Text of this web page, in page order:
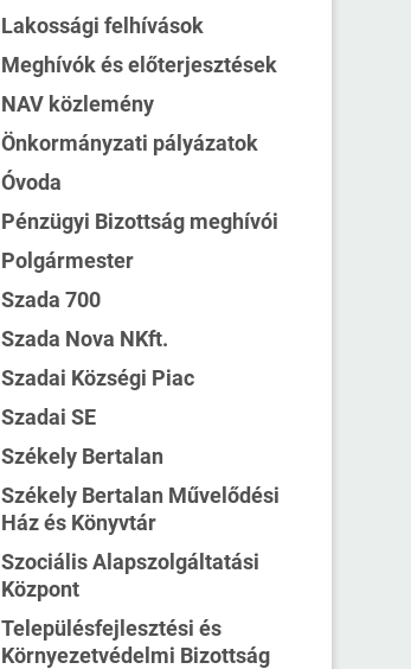
Lakossági felhívások
Meghívók és előterjesztések
NAV közlemény
Önkormányzati pályázatok
Óvoda
Pénzügyi Bizottság meghívói
Polgármester
Szada 700
Szada Nova NKft.
Szadai Községi Piac
Szadai SE
Székely Bertalan
Székely Bertalan Művelődési
Ház és Könyvtár
Szociális Alapszolgáltatási
Központ
Településfejlesztési és
Környezetvédelmi Bizottság